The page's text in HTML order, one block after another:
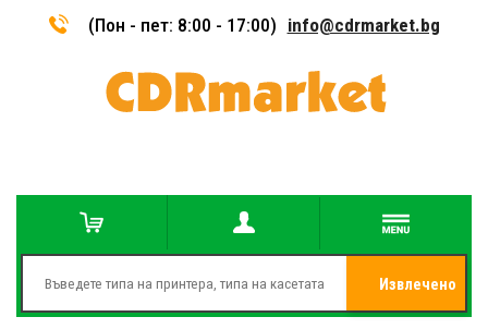
(Пон - пет: 8:00 - 17:00) info@cdrmarket.bg
Извлечено